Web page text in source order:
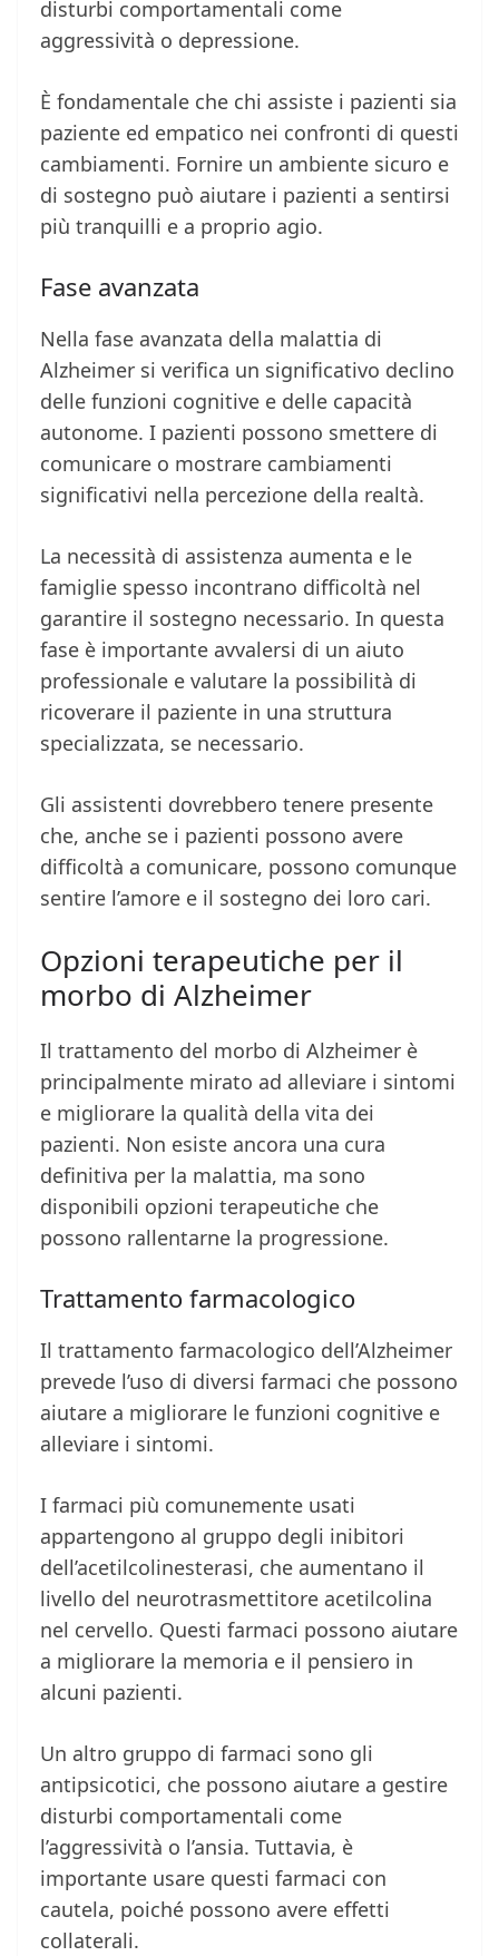
disturbi comportamentali come
aggressività o depressione.
È fondamentale che chi assiste i pazienti sia
paziente ed empatico nei confronti di questi
cambiamenti. Fornire un ambiente sicuro e
di sostegno può aiutare i pazienti a sentirsi
più tranquilli e a proprio agio.
Fase avanzata
Nella fase avanzata della malattia di
Alzheimer si verifica un significativo declino
delle funzioni cognitive e delle capacità
autonome. I pazienti possono smettere di
comunicare o mostrare cambiamenti
significativi nella percezione della realtà.
La necessità di assistenza aumenta e le
famiglie spesso incontrano difficoltà nel
garantire il sostegno necessario. In questa
fase è importante avvalersi di un aiuto
professionale e valutare la possibilità di
ricoverare il paziente in una struttura
specializzata, se necessario.
Gli assistenti dovrebbero tenere presente
che, anche se i pazienti possono avere
difficoltà a comunicare, possono comunque
sentire l’amore e il sostegno dei loro cari.
Opzioni terapeutiche per il
morbo di Alzheimer
Il trattamento del morbo di Alzheimer è
principalmente mirato ad alleviare i sintomi
e migliorare la qualità della vita dei
pazienti. Non esiste ancora una cura
definitiva per la malattia, ma sono
disponibili opzioni terapeutiche che
possono rallentarne la progressione.
Trattamento farmacologico
Il trattamento farmacologico dell’Alzheimer
prevede l’uso di diversi farmaci che possono
aiutare a migliorare le funzioni cognitive e
alleviare i sintomi.
I farmaci più comunemente usati
appartengono al gruppo degli inibitori
dell’acetilcolinesterasi, che aumentano il
livello del neurotrasmettitore acetilcolina
nel cervello. Questi farmaci possono aiutare
a migliorare la memoria e il pensiero in
alcuni pazienti.
Un altro gruppo di farmaci sono gli
antipsicotici, che possono aiutare a gestire
disturbi comportamentali come
l’aggressività o l’ansia. Tuttavia, è
importante usare questi farmaci con
cautela, poiché possono avere effetti
collaterali.